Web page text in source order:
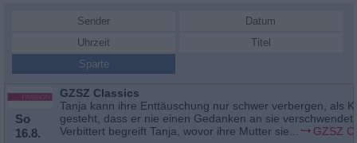
Sender
Datum
Uhrzeit
Titel
Sparte
So
16.8.
GZSZ Classics
Tanja kann ihre Enttäuschung nur schwer verbergen, als
gesteht, dass er nie einen Gedanken an sie verschwendet
Verbittert begreift Tanja, wovor ihre Mutter sie...
GZSZ